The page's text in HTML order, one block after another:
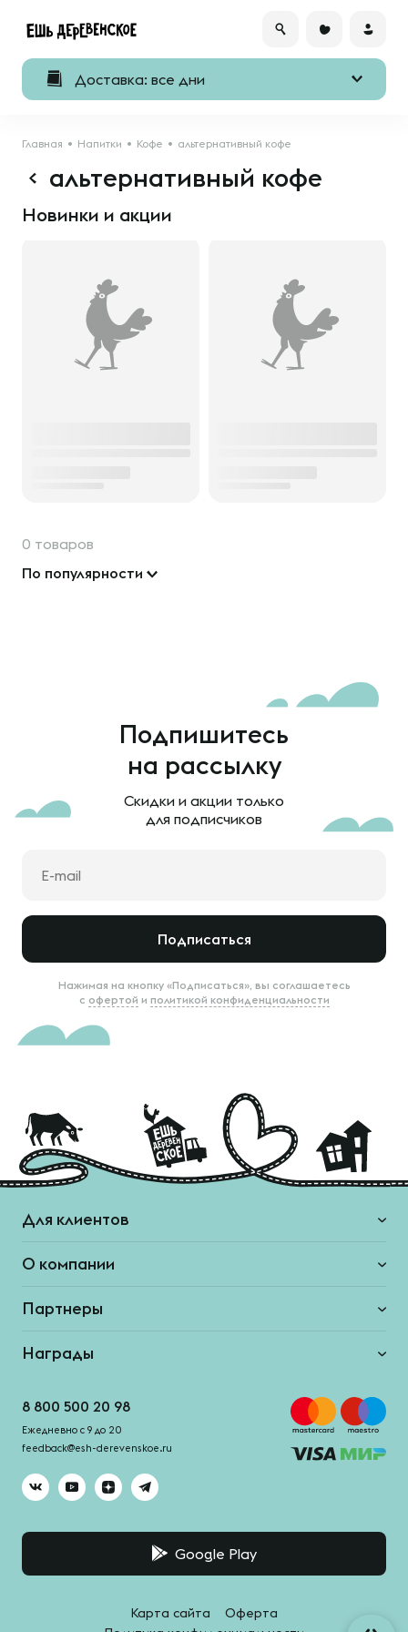
Доставка: все дни
Главная Напитки Кофе альтернативный кофе
альтернативный кофе
Новинки и акции
0 товаров
По популярности
Подпишитесь
на рассылку
Скидки и акции только
для подписчиков
Подписаться
Нажимая на кнопку «Подписаться», вы соглашаетесь
с офертой и политикой конфиденциальности
Для клиентов
О компании
Партнеры
Награды
8 800 500 20 98
Ежедневно с 9 до 20
feedback@esh-derevenskoe.ru
Google Play
Карта сайта
Оферта